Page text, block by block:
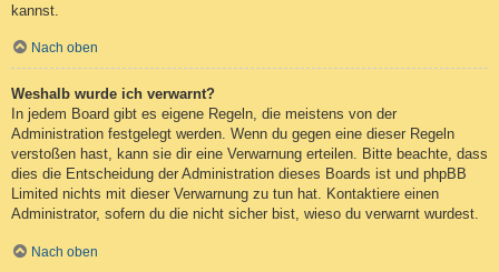
kannst.
Nach oben
Weshalb wurde ich verwarnt?
In jedem Board gibt es eigene Regeln, die meistens von der
Administration festgelegt werden. Wenn du gegen eine dieser Regeln
verstoßen hast, kann sie dir eine Verwarnung erteilen. Bitte beachte, dass
dies die Entscheidung der Administration dieses Boards ist und phpBB
Limited nichts mit dieser Verwarnung zu tun hat. Kontaktiere einen
Administrator, sofern du die nicht sicher bist, wieso du verwarnt wurdest.
Nach oben